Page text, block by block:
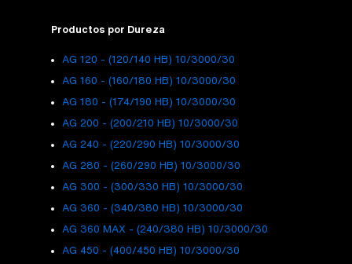
Productos por Dureza
AG 120 - (120/140 HB) 10/3000/30
AG 160 - (160/180 HB) 10/3000/30
AG 180 - (174/190 HB) 10/3000/30
AG 200 - (200/210 HB) 10/3000/30
AG 240 - (220/290 HB) 10/3000/30
AG 280 - (260/290 HB) 10/3000/30
AG 300 - (300/330 HB) 10/3000/30
AG 360 - (340/380 HB) 10/3000/30
AG 360 MAX - (240/380 HB) 10/3000/30
AG 450 - (400/450 HB) 10/3000/30